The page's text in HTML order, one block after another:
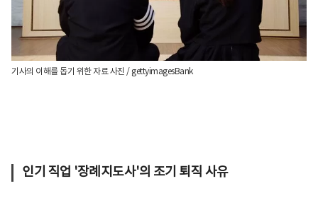
기사의 이해를 돕기 위한 자료 사진 / gettyimagesBank
인기 직업 '장례지도사'의 조기 퇴직 사유